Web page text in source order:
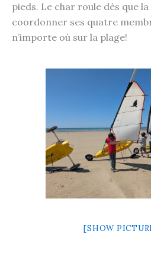
pieds. Le char roule dès que
coordonner ses quatre
n’importe où sur la plage!
[SHOW